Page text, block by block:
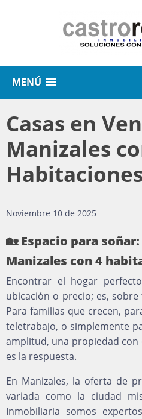
MENÚ
Casas en
Manizales
Noviembre 10 de 2025
🏡 Espacio para
Manizales con 4
Encontrar el hogar
ubicación o precio; es,
Para familias que crecen,
teletrabajo, o simplemente
amplitud, una propiedad
es la respuesta.
En Manizales, la oferta de
variada como la ciudad
Inmobiliaria somos